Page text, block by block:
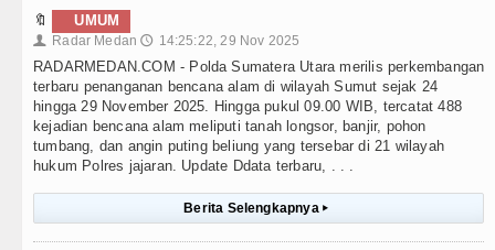
🔖 UMUM
👤 Radar Medan 🕔 14:25:22, 29 Nov 2025
RADARMEDAN.COM - Polda Sumatera Utara merilis perkembangan
terbaru penanganan bencana alam di wilayah Sumut sejak 24
hingga 29 November 2025. Hingga pukul 09.00 WIB, tercatat 488
kejadian bencana alam meliputi tanah longsor, banjir, pohon
tumbang, dan angin puting beliung yang tersebar di 21 wilayah
hukum Polres jajaran. Update Ddata terbaru, . . .
Berita Selengkapnya ▸